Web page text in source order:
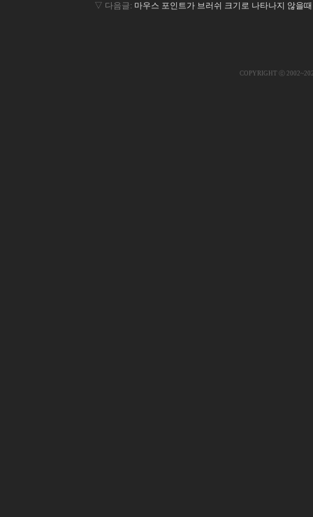
▽ 다음글: 마우스 포인트가 브러쉬 크기로 나타나지 않을
COPYRIGHT ⓒ